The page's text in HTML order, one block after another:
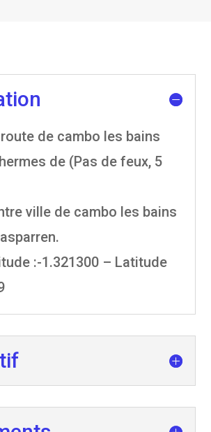
de cambo les bains
de (Pas de feux, 5
ville de cambo les bains
:-1.321300 – Latitude